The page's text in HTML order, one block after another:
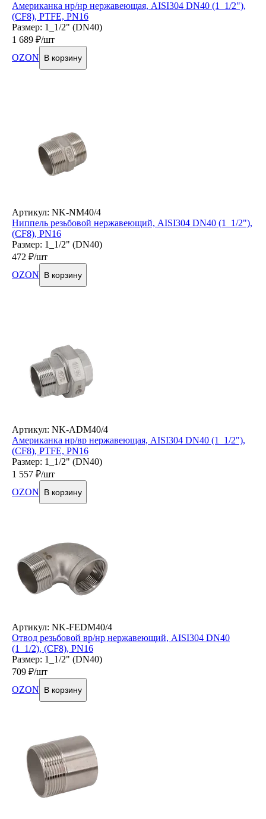
Американка нр/нр нержавеющая, AISI304 DN40 (1_1/2"),
(CF8), PTFE, PN16
Размер: 1_1/2" (DN40)
1 689 ₽/шт
OZON
В корзину
Артикул: NK-NM40/4
Ниппель резьбовой нержавеющий, AISI304 DN40 (1_1/2"),
(CF8), PN16
Размер: 1_1/2" (DN40)
472 ₽/шт
OZON
В корзину
Артикул: NK-ADM40/4
Американка нр/вр нержавеющая, AISI304 DN40 (1_1/2"),
(CF8), PTFE, PN16
Размер: 1_1/2" (DN40)
1 557 ₽/шт
OZON
В корзину
Артикул: NK-FEDM40/4
Отвод резьбовой вр/нр нержавеющий, AISI304 DN40
(1_1/2), (CF8), PN16
Размер: 1_1/2" (DN40)
709 ₽/шт
OZON
В корзину